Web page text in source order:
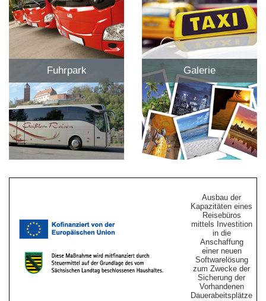
Fuhrpark Galerie
Ausbau der
Kapazitäten eines
Reisebüros
mittels Investition
in die
Anschaffung
einer neuen
Softwarelösung
zum Zwecke der
Sicherung der
Vorhandenen
Dauerabeitsplätze